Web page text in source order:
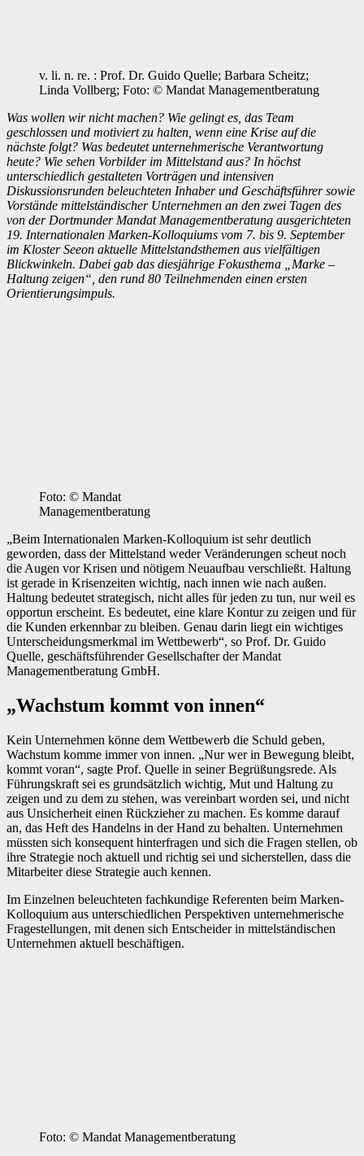
v. li. n. re. : Prof. Dr. Guido Quelle; Barbara Scheitz;
Linda Vollberg; Foto: © Mandat Managementberatung
Was wollen wir nicht machen? Wie gelingt es, das Team
geschlossen und motiviert zu halten, wenn eine Krise auf die
nächste folgt? Was bedeutet unternehmerische Verantwortung
heute? Wie sehen Vorbilder im Mittelstand aus? In höchst
unterschiedlich gestalteten Vorträgen und intensiven
Diskussionsrunden beleuchteten Inhaber und Geschäftsführer sowie
Vorstände mittelständischer Unternehmen an den zwei Tagen des
von der Dortmunder Mandat Managementberatung ausgerichteten
19. Internationalen Marken-Kolloquiums vom 7. bis 9. September
im Kloster Seeon aktuelle Mittelstandsthemen aus vielfältigen
Blickwinkeln. Dabei gab das diesjährige Fokusthema „Marke –
Haltung zeigen“, den rund 80 Teilnehmenden einen ersten
Orientierungsimpuls.
Foto: © Mandat
Managementberatung
„Beim Internationalen Marken-Kolloquium ist sehr deutlich
geworden, dass der Mittelstand weder Veränderungen scheut noch
die Augen vor Krisen und nötigem Neuaufbau verschließt. Haltung
ist gerade in Krisenzeiten wichtig, nach innen wie nach außen.
Haltung bedeutet strategisch, nicht alles für jeden zu tun, nur weil es
opportun erscheint. Es bedeutet, eine klare Kontur zu zeigen und für
die Kunden erkennbar zu bleiben. Genau darin liegt ein wichtiges
Unterscheidungsmerkmal im Wettbewerb“, so Prof. Dr. Guido
Quelle, geschäftsführender Gesellschafter der Mandat
Managementberatung GmbH.
„Wachstum kommt von innen“
Kein Unternehmen könne dem Wettbewerb die Schuld geben,
Wachstum komme immer von innen. „Nur wer in Bewegung bleibt,
kommt voran“, sagte Prof. Quelle in seiner Begrüßungsrede. Als
Führungskraft sei es grundsätzlich wichtig, Mut und Haltung zu
zeigen und zu dem zu stehen, was vereinbart worden sei, und nicht
aus Unsicherheit einen Rückzieher zu machen. Es komme darauf
an, das Heft des Handelns in der Hand zu behalten. Unternehmen
müssten sich konsequent hinterfragen und sich die Fragen stellen, ob
ihre Strategie noch aktuell und richtig sei und sicherstellen, dass die
Mitarbeiter diese Strategie auch kennen.
Im Einzelnen beleuchteten fachkundige Referenten beim Marken-
Kolloquium aus unterschiedlichen Perspektiven unternehmerische
Fragestellungen, mit denen sich Entscheider in mittelständischen
Unternehmen aktuell beschäftigen.
Foto: © Mandat Managementberatung